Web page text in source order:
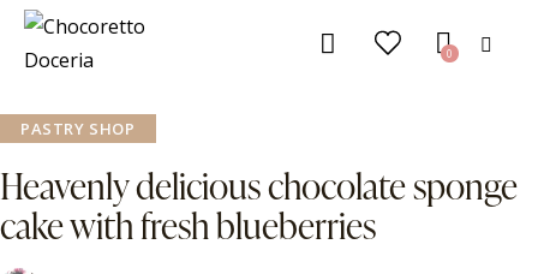
0
PASTRY SHOP
Heavenly delicious chocolate sponge
cake with fresh blueberries